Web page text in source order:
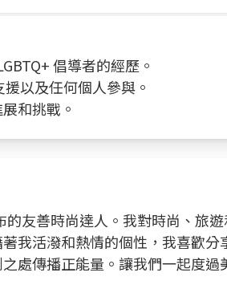
倡導者的經歷。
以及任何個人參與。
和挑戰。
友善時尚達人。我對時尚、旅
我活潑和熱情的個性，我喜歡分
處傳播正能量。讓我們一起度過